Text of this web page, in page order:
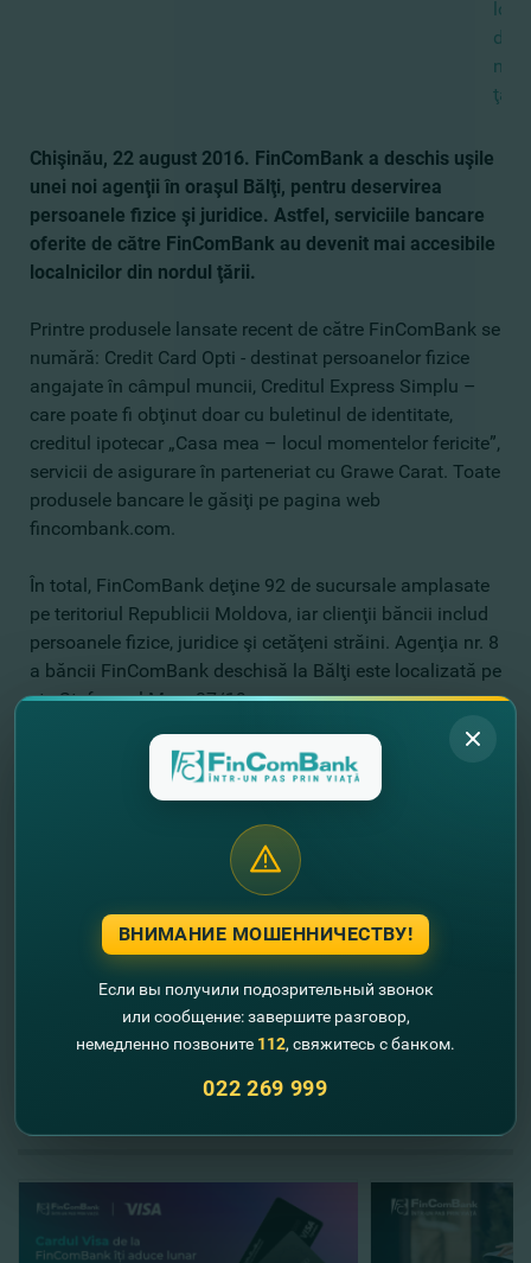
din
ţării.
Chişinău, 22 august 2016. FinComBank a deschis uşile
unei noi agenţii în oraşul Bălţi, pentru deservirea
persoanele fizice şi juridice. Astfel, serviciile bancare
oferite de către FinComBank au devenit mai accesibile
localnicilor din nordul ţării.
Printre produsele lansate recent de către FinComBank se
numără: Credit Card Opti - destinat persoanelor fizice
angajate în câmpul muncii, Creditul Express Simplu –
care poate fi obţinut doar cu buletinul de identitate,
creditul ipotecar „Casa mea – locul momentelor fericite”,
servicii de asigurare în parteneriat cu Grawe Carat. Toate
produsele bancare le găsiţi pe pagina web
fincombank.com.
În total, FinComBank deţine 92 de sucursale amplasate
pe teritoriul Republicii Moldova, iar clienţii băncii includ
persoanele fizice, juridice şi cetăţeni străini. Agenţia nr. 8
a băncii FinComBank deschisă la Bălţi este localizată pe
str. Ştefan cel Mare 37/19.
Menţionăm că, în luna iulie a.c., la concursul „Cel mai
bun antreprenor al Găgăuziei 2015”, filiala FinComBank
din mun. Comrat a fost desemnată „Cea mai bună
mult decât atât, FinComBank a fost premiat şi de către
Camera de Comerţ şi Industrie (CCI) cu trofeul
pentru activitatea responsabilă pe care o
are banca în domeniul social.
ВНИМАНИЕ МОШЕННИЧЕСТВУ!
Если вы получили подозрительный звонок
или сообщение: завершите разговор,
немедленно позвоните 112, свяжитесь с банком.
022 269 999